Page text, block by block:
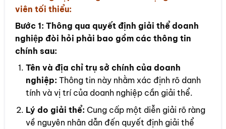
viên tối thiểu:
Bước 1: Thông qua quyết định giải thể doanh
nghiệp đòi hỏi phải bao gồm các thông tin
chính sau:
Tên và địa chỉ trụ sở chính của doanh
nghiệp: Thông tin này nhằm xác định rõ danh
tính và vị trí của doanh nghiệp cần giải thể.
Lý do giải thể: Cung cấp một diễn giải rõ ràng
về nguyên nhân dẫn đến quyết định giải thể